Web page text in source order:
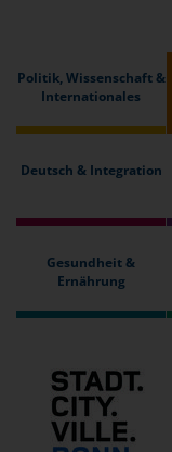
Politik, Wissenschaft &
Internationales
Deutsch & Integration
Gesundheit &
Ernährung